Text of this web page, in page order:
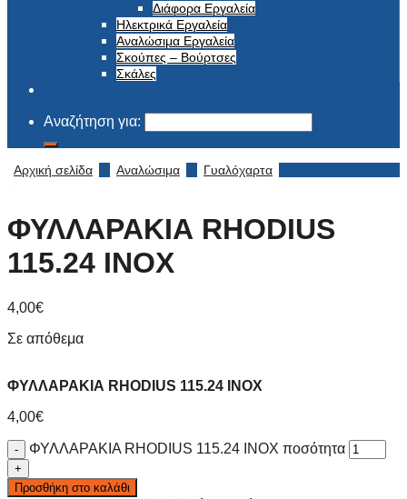
Διάφορα Εργαλεία
Ηλεκτρικά Εργαλεία
Αναλώσιμα Εργαλεία
Σκούπες – Βούρτσες
Σκάλες
Αναζήτηση για:
Αρχική σελίδα / Αναλώσιμα / Γυαλόχαρτα
ΦΥΛΛΑΡΑΚΙΑ RHODIUS
115.24 INOX
4,00€
Σε απόθεμα
ΦΥΛΛΑΡΑΚΙΑ RHODIUS 115.24 INOX
4,00€
ΦΥΛΛΑΡΑΚΙΑ RHODIUS 115.24 INOX ποσότητα
Προσθήκη στο καλάθι